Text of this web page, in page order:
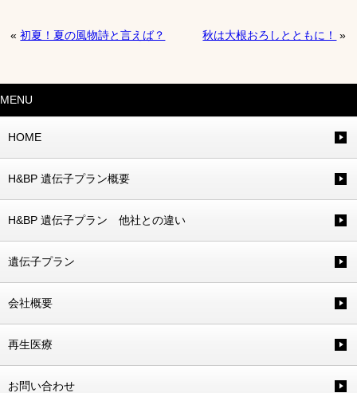
«初夏！夏の風物詩と言えば？ 秋は大根おろしとともに！ »
MENU
HOME
H&BP 遺伝子プラン概要
H&BP 遺伝子プラン 他社との違い
遺伝子プラン
会社概要
再生医療
お問い合わせ